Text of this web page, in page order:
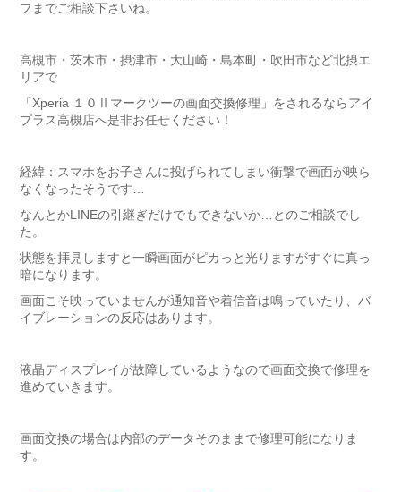
フまでご相談下さいね。
高槻市・茨木市・摂津市・大山崎・島本町・吹田市など北摂エ
リアで
「Xperia １０Ⅱマークツーの画面交換修理」をされるならアイ
プラス高槻店へ是非お任せください！
経緯：スマホをお子さんに投げられてしまい衝撃で画面が映ら
なくなったそうです…
なんとかLINEの引継ぎだけでもできないか…とのご相談でし
た。
状態を拝見しますと一瞬画面がピカっと光りますがすぐに真っ
暗になります。
画面こそ映っていませんが通知音や着信音は鳴っていたり、バ
イブレーションの反応はあります。
液晶ディスプレイが故障しているようなので画面交換で修理を
進めていきます。
画面交換の場合は内部のデータそのままで修理可能になりま
す。